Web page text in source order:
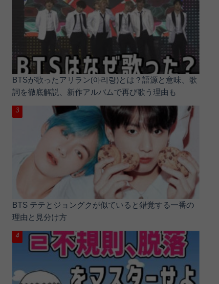
BTSが歌ったアリラン(아리랑)とは？語源と意味、歌
詞を徹底解説、新作アルバムで再び歌う理由も
BTS テテとジョングクが似ていると錯覚する一番の
理由と見分け方